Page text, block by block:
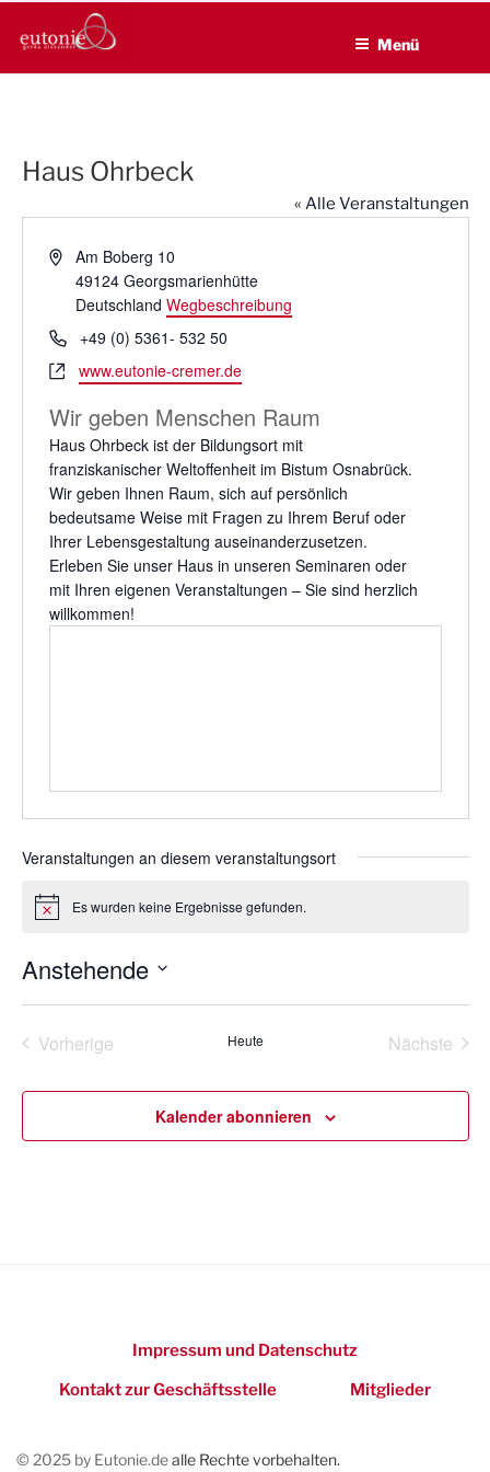
Inhalt
EUTONIE.DE
Lebensbalance durch körperliche Selbsterfahrung
Menü
Haus Ohrbeck
« Alle Veranstaltungen
A
e
s
s
Am Boberg 10
49124 Georgsmarienhütte
Deutschland Wegbeschreibung
T
e
l
e
o
n
+49 (0) 5361- 532 50
W
b
s
e
i
t
e
www.eutonie-cremer.de
Wir geben Menschen Raum
Haus Ohrbeck ist der Bildungsort mit
franziskanischer Weltoffenheit im Bistum Osnabrück.
Wir geben Ihnen Raum, sich auf persönlich
bedeutsame Weise mit Fragen zu Ihrem Beruf oder
Ihrer Lebensgestaltung auseinanderzusetzen.
Erleben Sie unser Haus in unseren Seminaren oder
mit Ihren eigenen Veranstaltungen – Sie sind herzlich
willkommen!
Veranstaltungen an diesem veranstaltungsort
H
w
e
i
Es wurden keine Ergebnisse gefunden.
Anstehende
t Vorherige
Heute
Nächste
Kalender abonnieren
Impressum und Datenschutz
Kontakt zur Geschäftsstelle
Mitglieder
© 2025 by Eutonie.dealle Rechte vorbehalten.